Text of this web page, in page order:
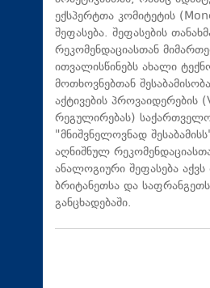
ექსპერტთა კომიტეტის
შეფასება. შეფასების
რეკომენდაციასთან
ითვალისწინებს ახალი
მოთხოვნებთან
აქტივების პროვაიდერების
რეგულირებას)
"მნიშვნელოვნად
აღნიშნულ
ანალოგიური შეფასება
ბრიტანეთსა და
განცხადებაში.